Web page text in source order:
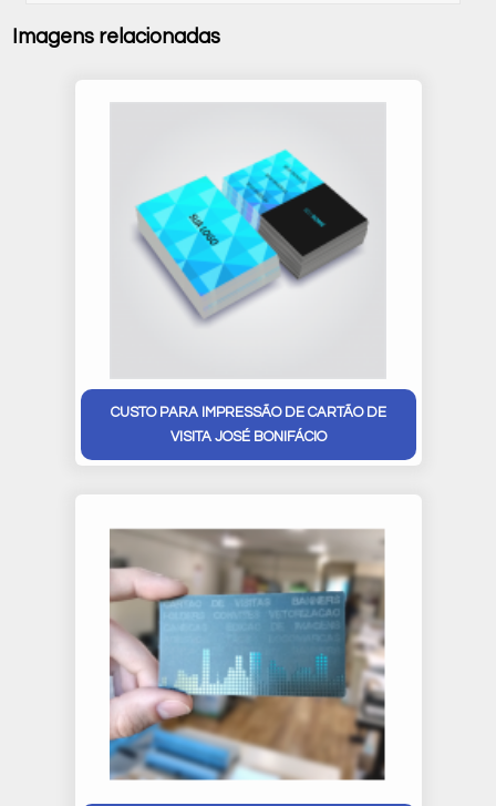
Imagens relacionadas
CUSTO PARA IMPRESSÃO DE CARTÃO DE
VISITA JOSÉ BONIFÁCIO